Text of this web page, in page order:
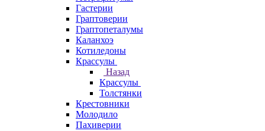
Гастерии
Граптоверии
Граптопеталумы
Каланхоэ
Котиледоны
Крассулы
Назад
Крассулы
Толстянки
Крестовники
Молодило
Пахиверии